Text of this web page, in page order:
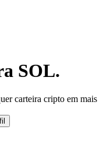
SOL.
carteira cripto em mais